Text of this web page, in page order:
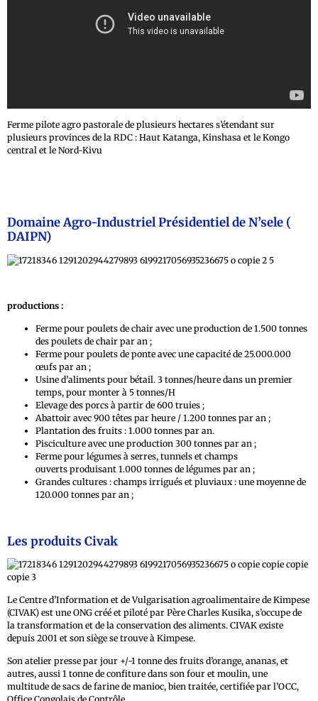
Ferme pilote agro pastorale de plusieurs hectares s’étendant sur
plusieurs provinces de la RDC : Haut Katanga, Kinshasa et le Kongo
central et le Nord-Kivu
Domaine Agro-Industriel Présidentiel de N’sele (
DAIPN)
productions :
Ferme pour poulets de chair avec une production de 1.500 tonnes
des poulets de chair par an ;
Ferme pour poulets de ponte avec une capacité de 25.000.000
œufs par an ;
Usine d’aliments pour bétail. 3 tonnes/heure dans un premier
temps, pour monter à 5 tonnes/H
Elevage des porcs à partir de 600 truies ;
Abattoir avec 900 têtes par heure / 1.200 tonnes par an ;
Plantation des fruits : 1.000 tonnes par an.
Pisciculture avec une production 300 tonnes par an ;
Ferme pour légumes à serres, tunnels et champs
ouverts produisant 1.000 tonnes de légumes par an ;
Grandes cultures : champs irrigués et pluviaux : une moyenne de
120.000 tonnes par an ;
Les produits Civak
Le Centre d’Information et de Vulgarisation agroalimentaire de Kimpese
(CIVAK) est une ONG créé et piloté par Père Charles Kusika, s’occupe de
la transformation et de la conservation des aliments. CIVAK existe
depuis 2001 et son siège se trouve à Kimpese.
Son atelier presse par jour +/-1 tonne des fruits d’orange, ananas, et
autres, aussi 1 tonne de confiture dans son four et moulin, une
multitude de sacs de farine de manioc, bien traitée, certifiée par l’OCC,